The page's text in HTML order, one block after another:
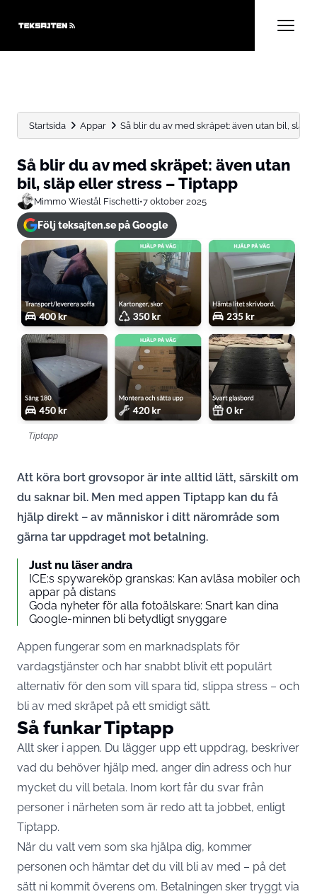
Startsida Appar Så blir du av med skräpet: även utan bil, släp...
Så blir du av med skräpet: även utan
bil, släp eller stress – Tiptapp
Mimmo Wiestål Fischetti•7 oktober 2025
Följ teksajten.se på Google
Tiptapp
Att köra bort grovsopor är inte alltid lätt, särskilt om
du saknar bil. Men med appen Tiptapp kan du få
hjälp direkt – av människor i ditt närområde som
gärna tar uppdraget mot betalning.
Just nu läser andra
ICE:s spywareköp granskas: Kan avläsa mobiler och
appar på distans
Goda nyheter för alla fotoälskare: Snart kan dina
Google-minnen bli betydligt snyggare
Appen fungerar som en marknadsplats för
vardagstjänster och har snabbt blivit ett populärt
alternativ för den som vill spara tid, slippa stress – och
bli av med skräpet på ett smidigt sätt.
Så funkar Tiptapp
Allt sker i appen. Du lägger upp ett uppdrag, beskriver
vad du behöver hjälp med, anger din adress och hur
mycket du vill betala. Inom kort får du svar från
personer i närheten som är redo att ta jobbet, enligt
Tiptapp.
När du valt vem som ska hjälpa dig, kommer
personen och hämtar det du vill bli av med – på det
sätt ni kommit överens om. Betalningen sker tryggt via